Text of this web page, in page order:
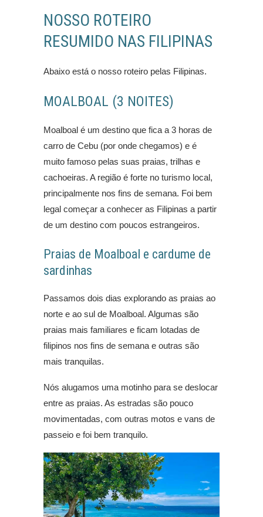
NOSSO ROTEIRO
RESUMIDO NAS FILIPINAS
Abaixo está o nosso roteiro pelas Filipinas.
MOALBOAL (3 NOITES)
Moalboal é um destino que fica a 3 horas de
carro de Cebu (por onde chegamos) e é
muito famoso pelas suas praias, trilhas e
cachoeiras. A região é forte no turismo local,
principalmente nos fins de semana. Foi bem
legal começar a conhecer as Filipinas a partir
de um destino com poucos estrangeiros.
Praias de Moalboal e cardume de
sardinhas
Passamos dois dias explorando as praias ao
norte e ao sul de Moalboal. Algumas são
praias mais familiares e ficam lotadas de
filipinos nos fins de semana e outras são
mais tranquilas.
Nós alugamos uma motinho para se deslocar
entre as praias. As estradas são pouco
movimentadas, com outras motos e vans de
passeio e foi bem tranquilo.